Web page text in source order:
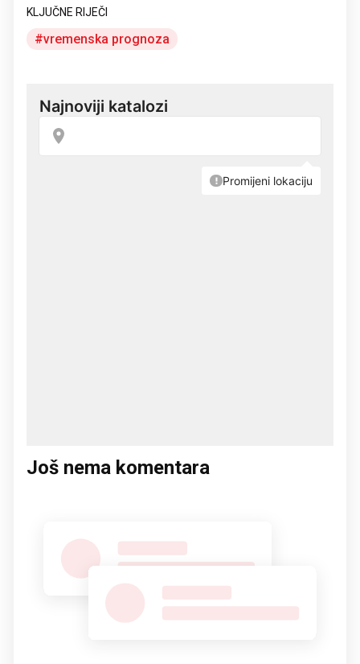
KLJUČNE RIJEČI
vremenska prognoza
Još nema komentara